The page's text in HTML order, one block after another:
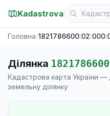
Kadastrova
Головна›
Ділянка
Кадастрова карта України —
земельну ділянку